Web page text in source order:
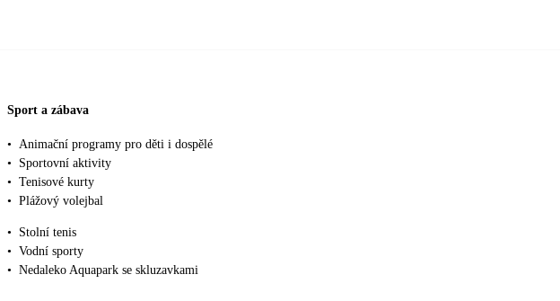
Sport a zábava
•
Animační programy pro děti i dospělé
•
Sportovní aktivity
• Tenisové kurty
• Plážový volejbal
•
Stolní tenis
• Vodní sporty
• Nedaleko Aquapark se skluzavkami